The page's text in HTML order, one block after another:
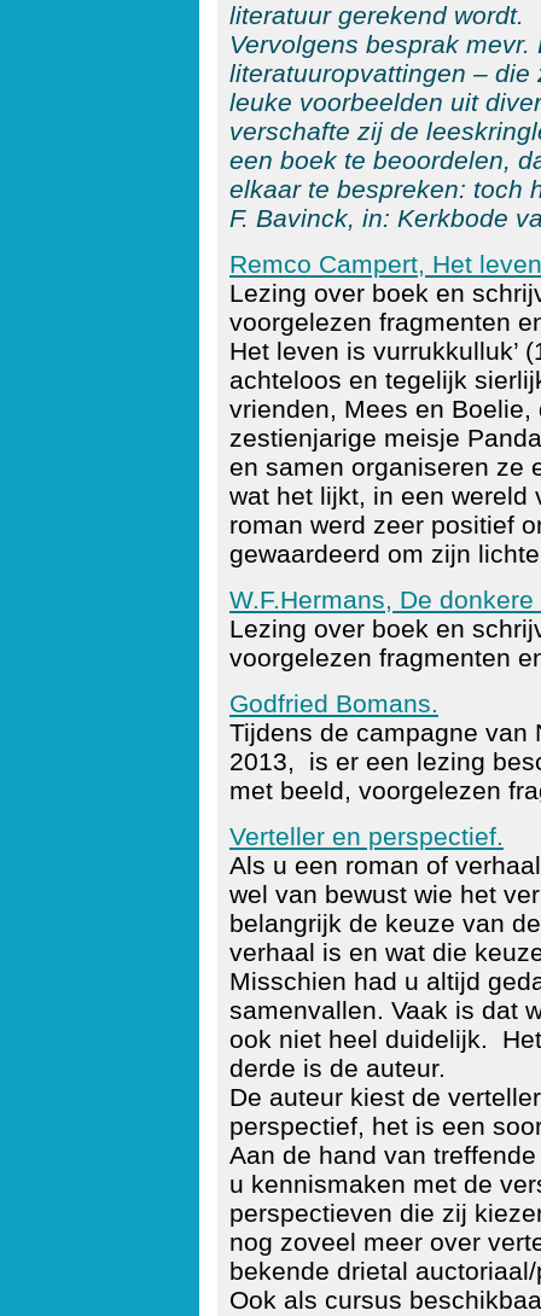
literatuur gerekend wordt.
Vervolgens besprak
literatuuropvattingen –
leuke voorbeelden uit
verschafte zij de
een boek te beoordelen,
elkaar te bespreken: toch
F. Bavinck, in: Kerkbode
Remco Campert, Het
Lezing over boek en
voorgelezen fragmenten
Het leven is vurrukkulluk’
achteloos en tegelijk
vrienden, Mees en
zestienjarige meisje
en samen organiseren ze
wat het lijkt, in een wereld
roman werd zeer positief
gewaardeerd om zijn
W.F.Hermans, De
Lezing over boek en
voorgelezen fragmenten
Godfried Bomans.
Tijdens de campagne van
2013, is er een lezing
met beeld, voorgelezen
Verteller en perspectief.
Als u een roman of
wel van bewust wie het
belangrijk de keuze van
verhaal is en wat die
Misschien had u altijd
samenvallen. Vaak is dat
ook niet heel duidelijk.
derde is de auteur.
De auteur kiest de
perspectief, het is een
Aan de hand van
u kennismaken met de
perspectieven die zij
nog zoveel meer over
bekende drietal
Ook als cursus